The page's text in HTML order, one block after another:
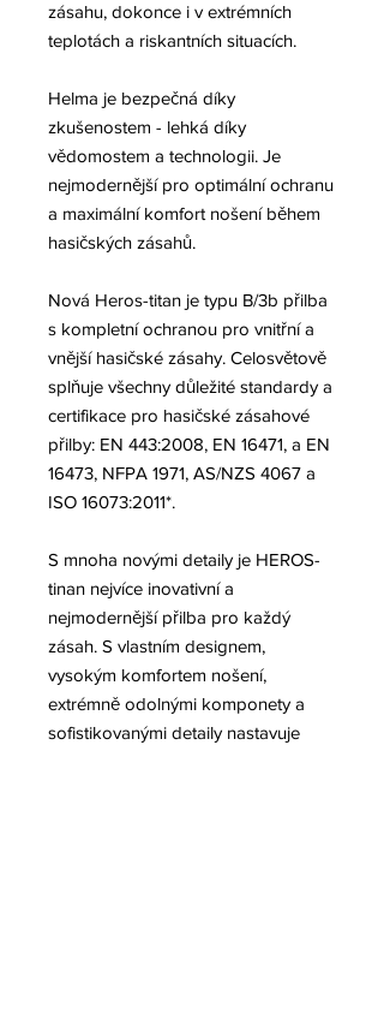
zásahu, dokonce i v extrémních
teplotách a riskantních situacích.
Helma je bezpečná díky
zkušenostem - lehká díky
vědomostem a technologii. Je
nejmodernější pro optimální ochranu
a maximální komfort nošení během
hasičských zásahů.
Nová Heros-titan je typu B/3b přilba
s kompletní ochranou pro vnitřní a
vnější hasičské zásahy. Celosvětově
splňuje všechny důležité standardy a
certifikace pro hasičské zásahové
přilby: EN 443:2008, EN 16471, a EN
16473, NFPA 1971, AS/NZS 4067 a
ISO 16073:2011*.
S mnoha novými detaily je HEROS-
tinan nejvíce inovativní a
nejmodernější přilba pro každý
zásah. S vlastním designem,
vysokým komfortem nošení,
extrémně odolnými komponety a
sofistikovanými detaily nastavuje